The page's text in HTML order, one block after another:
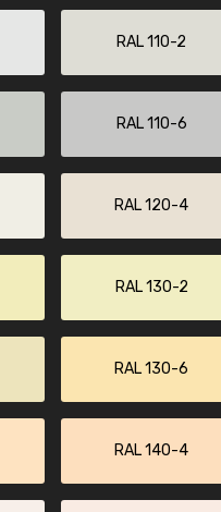
RAL 110-2
RAL 110-6
RAL 120-4
RAL 130-2
RAL 130-6
RAL 140-4